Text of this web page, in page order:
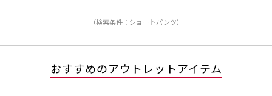
（検索条件：ショートパンツ）
おすすめのアウトレットアイテム